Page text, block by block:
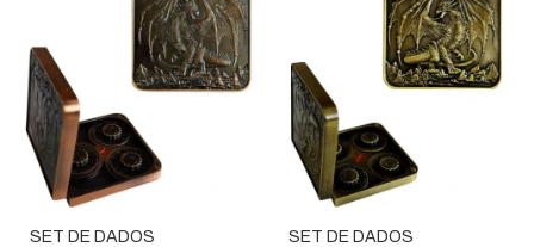
SET DE DADOS
SET DE DADOS